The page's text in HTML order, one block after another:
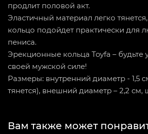
продлит половой акт.
Эластичный материал легко тянется,
кольцо подойдет практически для
пениса.
Эрекционные кольца Toyfa – будьте
своей мужской силе!
Размеры: внутренний диаметр - 1,5
тянется), внешний диаметр – 2,2 см,
Вам также может